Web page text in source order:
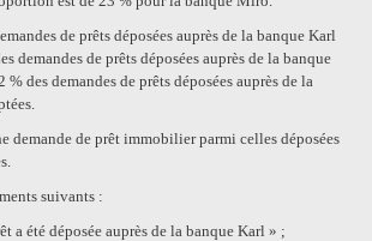
de prêts déposées auprès de la banque Karl
demandes de prêts déposées auprès de la banque
des demandes de prêts déposées auprès de la
demande de prêt immobilier parmi celles déposées
suivants :
a été déposée auprès de la banque Karl » ;